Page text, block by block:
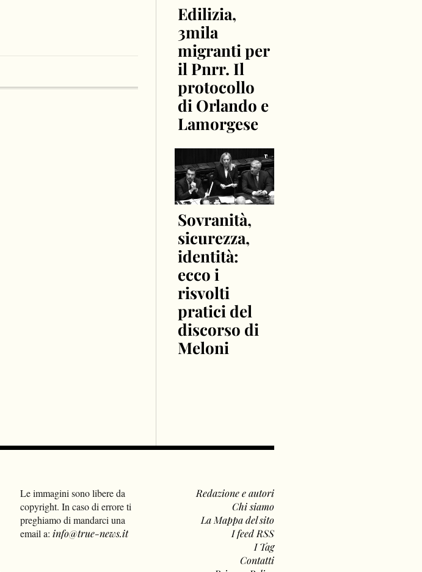
Edilizia,
3mila
migranti per
il Pnrr. Il
protocollo
di Orlando e
Lamorgese
Sovranità,
sicurezza,
identità:
ecco i
risvolti
pratici del
discorso di
Meloni
Le immagini sono libere da
copyright. In caso di errore ti
preghiamo di mandarci una
email a: info@true-news.it
Redazione e autori
Chi siamo
La Mappa del sito
I feed RSS
I Tag
Contatti